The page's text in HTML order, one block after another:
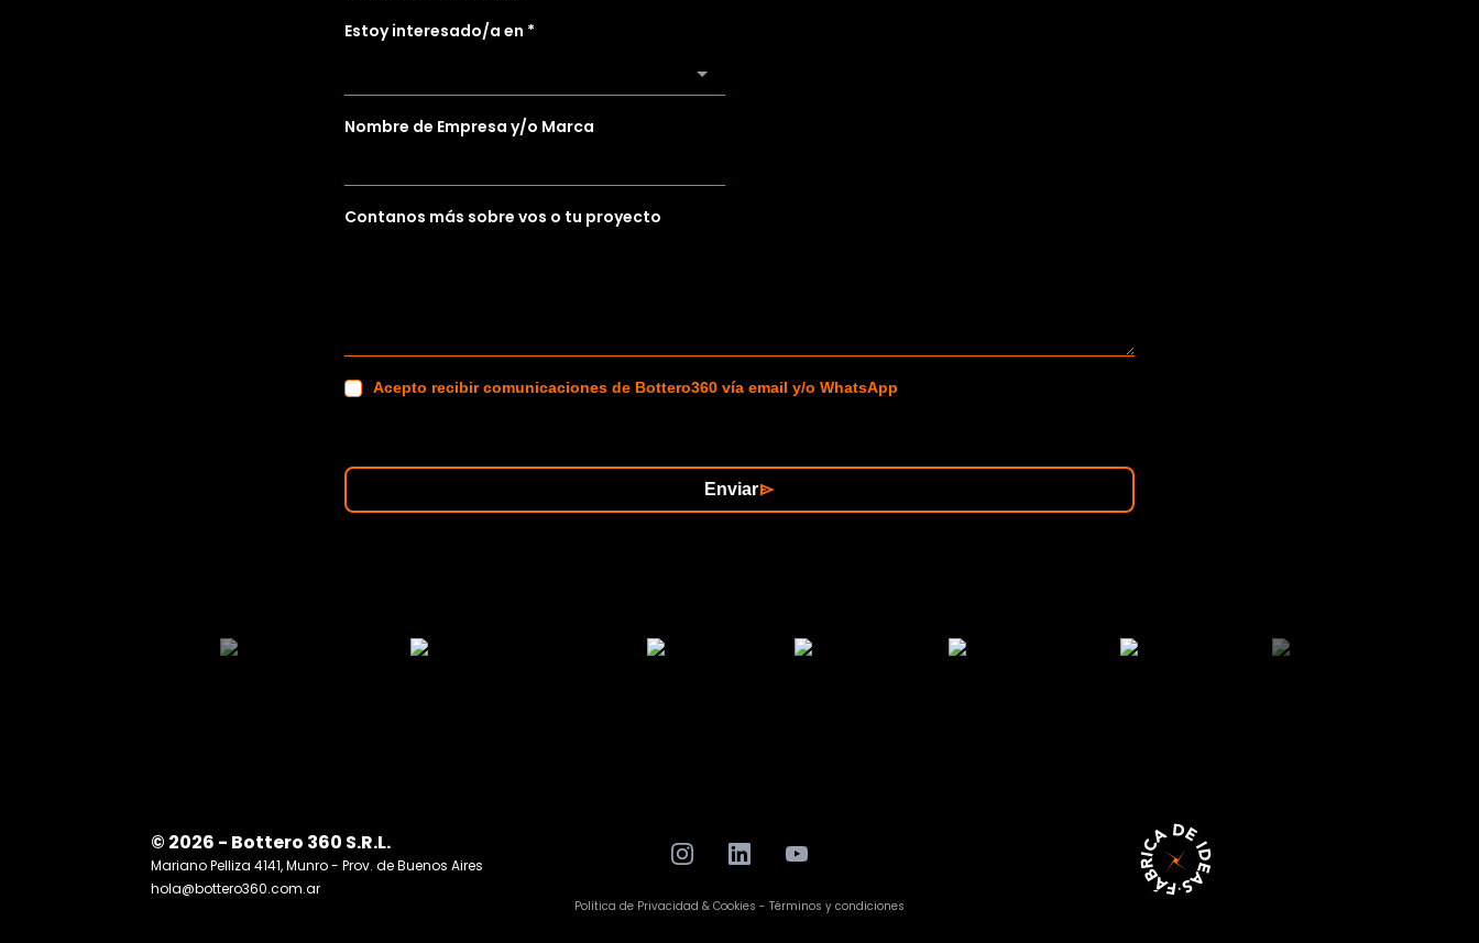
Estoy interesado/a en *
Nombre de Empresa y/o Marca
Contanos más sobre vos o tu proyecto
Acepto recibir comunicaciones de Bottero360 vía email y/o WhatsApp
Enviar
© 2026 - Bottero 360 S.R.L.
Mariano Pelliza 4141, Munro - Prov. de Buenos Aires
hola@bottero360.com.ar
Política de Privacidad & Cookies - Términos y condiciones